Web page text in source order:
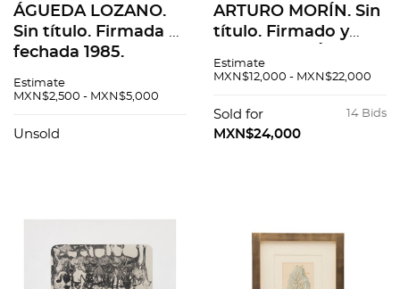
ÁGUEDA LOZANO.
Sin título. Firmada y
fechada 1985.
serigrafía 148 / 200.
74 x 53 cm papel
Estimate
MXN$2,500 - MXN$5,000
Unsold
ARTURO MORÍN. Sin
título. Firmado y
sobre tela. 125 x 115
Estimate
MXN$12,000 - MXN$22,000
14 Bids
Sold for
MXN$24,000